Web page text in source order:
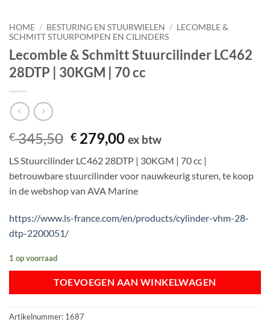
HOME / BESTURING EN STUURWIELEN / LECOMBLE &
SCHMITT STUURPOMPEN EN CILINDERS
Lecomble & Schmitt Stuurcilinder LC462
28DTP | 30KGM | 70 cc
€345,50 Oorspronkelijke
was:
€ 345,50.
€ 279,00Huidige
is:
€ 279,00.
ex btw
LS Stuurcilinder LC462 28DTP | 30KGM | 70 cc |
betrouwbare stuurcilinder voor nauwkeurig sturen, te koop
in de webshop van AVA Marine
https://www.ls-france.com/en/products/cylinder-vhm-28-
dtp-2200051/
1 op voorraad
TOEVOEGEN AAN WINKELWAGEN
Artikelnummer: 1687